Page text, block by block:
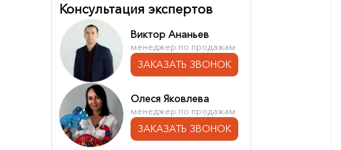
Консультация экспертов
Виктор Ананьев
менеджер по продажам
ЗАКАЗАТЬ ЗВОНОК
Олеся Яковлева
менеджер по продажам
ЗАКАЗАТЬ ЗВОНОК